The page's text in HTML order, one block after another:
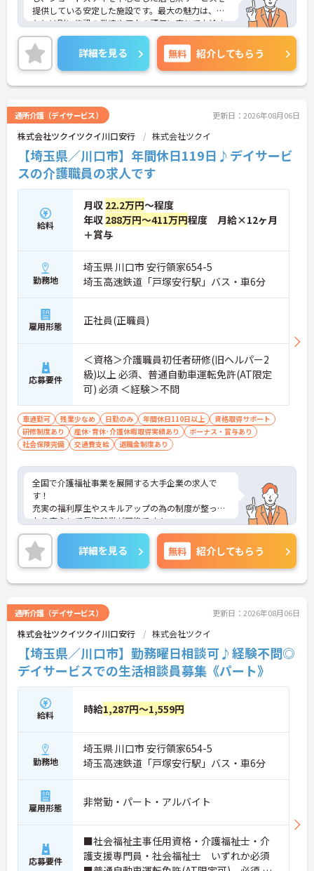
提供している安定した施設です。最大の魅力は、賞
与とは別に施設の業績や個人の評価に応じて支給さ
れる独自の特別報酬制度です。日々の頑張りやチー
ムへの貢献が直接収入に反映される非常にやりがい
のある環境が整っています。また、毎朝の情報共有
ミーティングを通じてスタッフ同士の連携が強化さ
れており、平均勤続年数7.2年という高い定着率を実
間内に研修を受講できるなど教育体制も充実してい
るため、介護職からケアマネジャーや管理職への着
実なステップアップが期待できます。定年65歳・再
雇用70歳までの継続雇用制度も完備されており、ご
自身らしさを大切にしながら大手ならではの安定基
盤のもとで末永くご活躍いただけます。
★おすすめPOINT★
【特別報酬制度で、収入アップが期待できます 】
・施設の業績や個人の評価に応じて賞与とは別に支
給される特別報酬制度があり、日々の頑張りが直接
収入として還元されます。
・業務への取り組みやチームへの貢献度が公正に評
価される仕組みにより、高いモチベーションを維持
して働ける環境です。
【毎朝のミーティングで情報共有を徹底し、職種の
垣根を超えて協力し合える環境です】
できる体制が構築されています。
・困った時もすぐに相談してフォローし合える風通
しの良い職場となっており、平均勤続年数7.2年とい
【勤務時間内に受講できる資格取得支援制度によ
り、確実なキャリアアップが目指せます】
・介護職から生活相談員やケアマネジャー、施設長
へと進む多彩なキャリアパスが用意されており、長
期的な目標を持って成長できます。
・資格取得に向けた研修や講習は勤務時間内で受講
できる場合が多く、プライベートの負担を抑えなが
ら着実に専門性を高められます。
【リフレッシュ休暇17日や自由な身だしなみ規定
で、自分らしく無理なく続けられる体制です】
・年間107日の休日に加えて年間17日のリフレッシ
・髪色やネイルなどが原則自由となっており、定年
65歳・再雇用70歳までの継続雇用制度のもとで、ご
自身のスタイルを保ちながら末永く活躍できます。
詳細を見る 無料 紹介してもらう
通所介護（デイサービス） 更新日：2026年08月06日
株式会社ツクイツクイ川口安行 株式会社ツクイ
【埼玉県／川口市】年間休日119日♪デイサービ
スの介護職員の求人です
給料
月収 22.2万円～程度
年収 288万円～411万円程度 月給×12ヶ月
＋賞与
勤務地
埼玉県 川口市 安行領家654-5
埼玉高速鉄道「戸塚安行駅」バス・車6分
雇用形態 正社員(正職員)
応募要件
＜資格＞介護職員初任者研修(旧ヘルパー2
級)以上 必須、普通自動車運転免許(AT限定
可) 必須 ＜経験＞不問
車通勤可 残業少なめ 日勤のみ 年間休日110日以上
資格取得サポート
研修制度あり
産休･育休･介護休暇取得実績あり
ボーナス・賞与あり
社会保険完備
交通費支給 退職金制度あり
全国で介護福祉事業を展開する大手企業の求人で
す！
充実の福利厚生やスキルアップの為の制度が整って
おり安心して長期就業が可能です！
ご興味ある方には、面接のポイントなど、さらに詳
細をお話致しますのでお気軽にご相談ください。
詳細を見る 無料 紹介してもらう
通所介護（デイサービス） 更新日：2026年08月06日
株式会社ツクイツクイ川口安行 株式会社ツクイ
【埼玉県／川口市】勤務曜日相談可♪経験不問◎
デイサービスでの生活相談員募集《パート》
給料 時給1,287円～1,559円
勤務地
埼玉県 川口市 安行領家654-5
埼玉高速鉄道「戸塚安行駅」バス・車6分
雇用形態 非常勤・パート・アルバイト
応募要件
■社会福祉主事任用資格・介護福祉士・介
護支援専門員・社会福祉士 いずれか必須